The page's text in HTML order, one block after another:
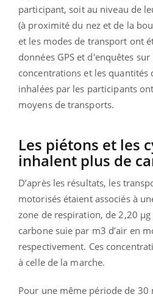
participant, soit au niveau de
(à proximité du nez et de la
et les modes de transport ont
données GPS et d'enquêtes
concentrations et les quantités
inhalées par les participants
moyens de transports.
Les piétons et les
inhalent plus de
D’après les résultats, les
motorisés étaient associés à
zone de respiration, de 2,20
carbone suie par m3 d’air en
respectivement. Ces
à celle de la marche.
Pour une même période de 30